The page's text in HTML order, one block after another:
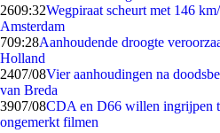
2609:32Wegpiraat scheurt met 146
Amsterdam
709:28Aanhoudende droogte
Holland
2407/08Vier aanhoudingen na
van Breda
3907/08CDA en D66 willen ingrijpen
ongemerkt filmen